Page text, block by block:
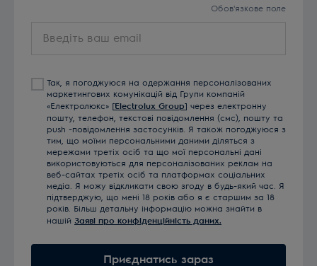
Обов'язкове поле
Так, я погоджуюся на одержання персоналізованих
маркетингових комунікацій від Групи компаній
«Електролюкс» [Electrolux Group] через електронну
пошту, телефон, текстові повідомлення (смс), пошту та
push -повідомлення застосунків. Я також погоджуюся з
тим, що моїми персональними даними діляться з
мережами третіх осіб та що мої персональні дані
використовуються для персоналізованих реклам на
веб-сайтах третіх осіб та платформах соціальних
медіа. Я можу відкликати свою згоду в будь-який час. Я
підтверджую, що мені 18 років або я є старшим за 18
років. Більш детальну інформацію можна знайти в
нашій Заяві про конфіденційність даних.
Приєднатись зараз